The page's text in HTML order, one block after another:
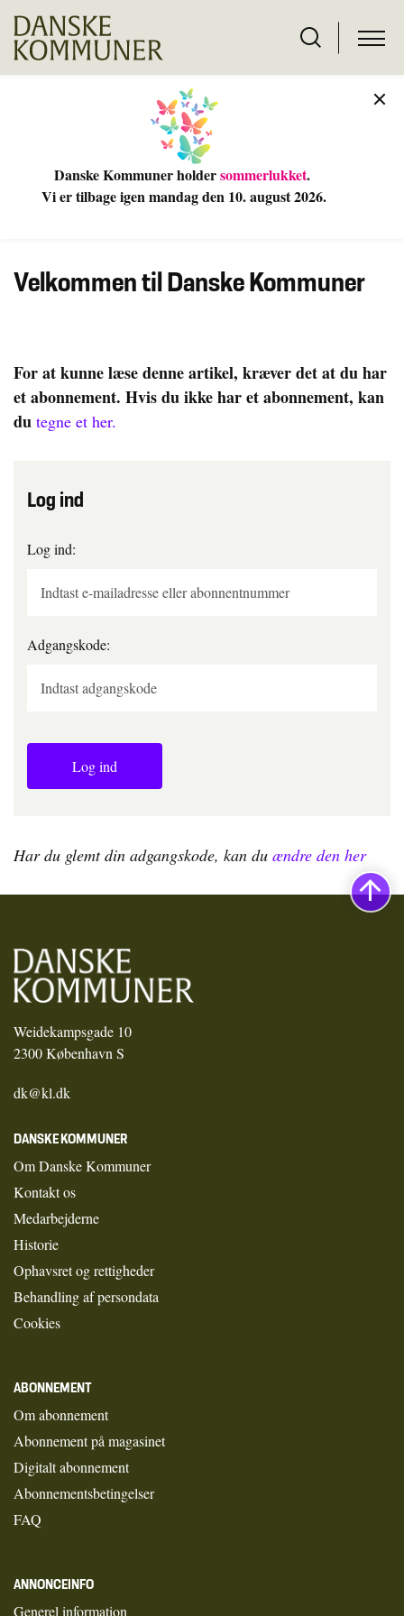
Danske Kommuner holdersommerlukket.
Vi er tilbage igen mandag den 10. august 2026.
Velkommen til Danske Kommuner
For at kunne læse denne artikel, kræver det at du har
et abonnement. Hvis du ikke har et abonnement, kan
du tegne et her.
Log ind
Log ind:
Adgangskode:
Log ind
Har du glemt din adgangskode, kan du ændre den her
Weidekampsgade 10
2300 København S
dk@kl.dk
DANSKE KOMMUNER
Om Danske Kommuner
Kontakt os
Medarbejderne
Historie
Ophavsret og rettigheder
Behandling af persondata
Cookies
ABONNEMENT
Om abonnement
Abonnement på magasinet
Digitalt abonnement
Abonnementsbetingelser
FAQ
ANNONCEINFO
Generel information